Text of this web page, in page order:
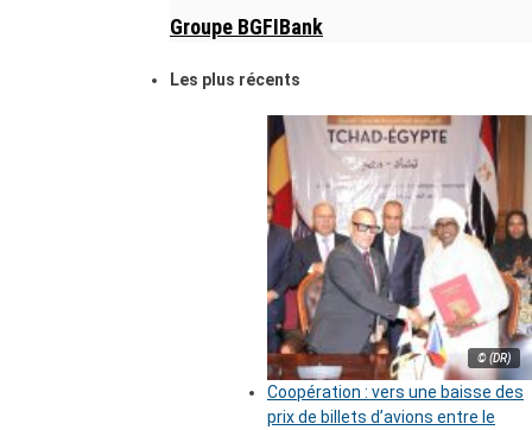
Groupe BGFIBank
Les plus récents
© (DR)
Coopération : vers une baisse des
prix de billets d’avions entre le